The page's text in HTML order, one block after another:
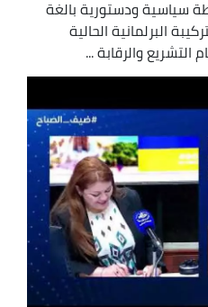
سياسية ودستورية بالغة
البرلمانية الحالية
والرقابة ...